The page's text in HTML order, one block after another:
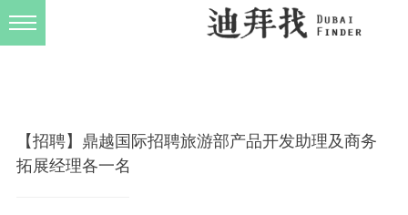
【招聘】鼎越国际招聘旅游部产品开发助理及商务
拓展经理各一名